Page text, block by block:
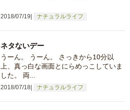
2018/07/19 ナチュラルライフ
2018/07/18 ナチュラルライフ
ネタないデー
うーん。 うーん。 さっきから10分以
上、真っ白な画面とにらめっこしていま
した。 両...